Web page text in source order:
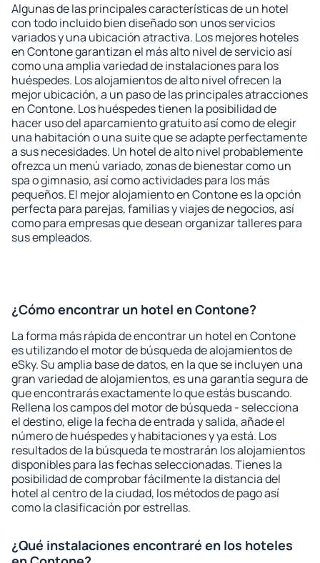
Algunas de las principales características de un hotel
con todo incluido bien diseñado son unos servicios
variados y una ubicación atractiva. Los mejores hoteles
en Contone garantizan el más alto nivel de servicio así
como una amplia variedad de instalaciones para los
huéspedes. Los alojamientos de alto nivel ofrecen la
mejor ubicación, a un paso de las principales atracciones
en Contone. Los huéspedes tienen la posibilidad de
hacer uso del aparcamiento gratuito así como de elegir
una habitación o una suite que se adapte perfectamente
a sus necesidades. Un hotel de alto nivel probablemente
ofrezca un menú variado, zonas de bienestar como un
spa o gimnasio, así como actividades para los más
pequeños. El mejor alojamiento en Contone es la opción
perfecta para parejas, familias y viajes de negocios, así
como para empresas que desean organizar talleres para
sus empleados.
¿Cómo encontrar un hotel en Contone?
La forma más rápida de encontrar un hotel en Contone
es utilizando el motor de búsqueda de alojamientos de
eSky. Su amplia base de datos, en la que se incluyen una
gran variedad de alojamientos, es una garantía segura de
que encontrarás exactamente lo que estás buscando.
Rellena los campos del motor de búsqueda - selecciona
el destino, elige la fecha de entrada y salida, añade el
número de huéspedes y habitaciones y ya está. Los
resultados de la búsqueda te mostrarán los alojamientos
disponibles para las fechas seleccionadas. Tienes la
posibilidad de comprobar fácilmente la distancia del
hotel al centro de la ciudad, los métodos de pago así
como la clasificación por estrellas.
¿Qué instalaciones encontraré en los hoteles